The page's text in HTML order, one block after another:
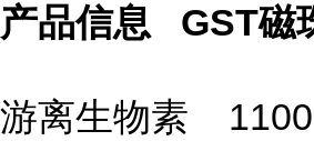
产品信息 GST磁
游离生物素 1100